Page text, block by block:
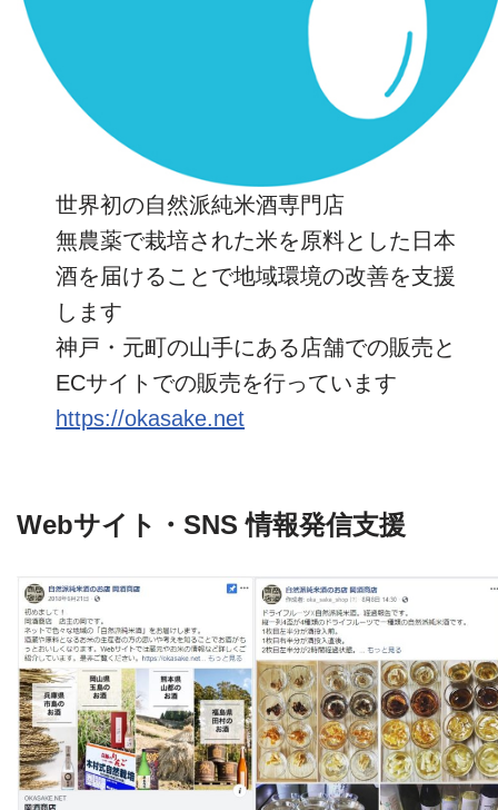
世界初の自然派純米酒専門店
無農薬で栽培された米を原料とした日本
酒を届けることで地域環境の改善を支援
します
神戸・元町の山手にある店舗での販売と
ECサイトでの販売を行っています
https://okasake.net
Webサイト・SNS 情報発信支援